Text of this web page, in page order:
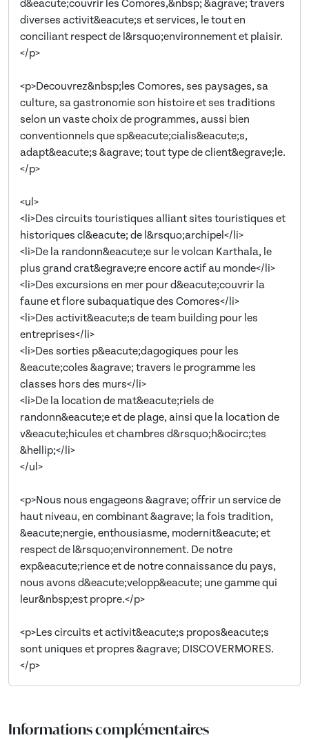
d&eacute;couvrir les Comores,&nbsp; &agrave; travers
diverses activit&eacute;s et services, le tout en
conciliant respect de l&rsquo;environnement et plaisir.
</p>
<p>Decouvrez&nbsp;les Comores, ses paysages, sa
culture, sa gastronomie son histoire et ses traditions
selon un vaste choix de programmes, aussi bien
conventionnels que sp&eacute;cialis&eacute;s,
adapt&eacute;s &agrave; tout type de client&egrave;le.
</p>
<ul>
<li>Des circuits touristiques alliant sites touristiques et
historiques cl&eacute; de l&rsquo;archipel</li>
<li>De la randonn&eacute;e sur le volcan Karthala, le
plus grand crat&egrave;re encore actif au monde</li>
<li>Des excursions en mer pour d&eacute;couvrir la
faune et flore subaquatique des Comores</li>
<li>Des activit&eacute;s de team building pour les
entreprises</li>
<li>Des sorties p&eacute;dagogiques pour les
&eacute;coles &agrave; travers le programme les
classes hors des murs</li>
<li>De la location de mat&eacute;riels de
randonn&eacute;e et de plage, ainsi que la location de
v&eacute;hicules et chambres d&rsquo;h&ocirc;tes
&hellip;</li>
</ul>
<p>Nous nous engageons &agrave; offrir un service de
haut niveau, en combinant &agrave; la fois tradition,
&eacute;nergie, enthousiasme, modernit&eacute; et
respect de l&rsquo;environnement. De notre
exp&eacute;rience et de notre connaissance du pays,
nous avons d&eacute;velopp&eacute; une gamme qui
leur&nbsp;est propre.</p>
<p>Les circuits et activit&eacute;s propos&eacute;s
sont uniques et propres &agrave; DISCOVERMORES.
</p>
Informations complémentaires